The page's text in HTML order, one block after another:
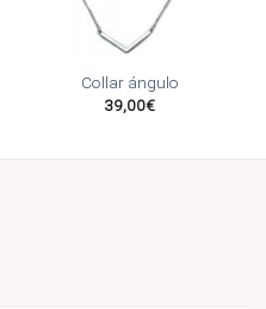
Collar ángulo
39,00€